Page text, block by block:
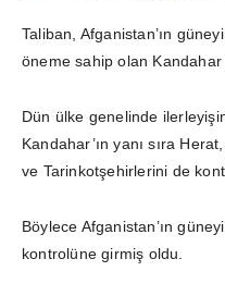
Taliban, Afganistan’ın
öneme sahip olan
Dün ülke genelinde
Kandahar’ın yanı sıra
ve Tarinkotşehirlerini de
Böylece Afganistan’ın
kontrolüne girmiş oldu.